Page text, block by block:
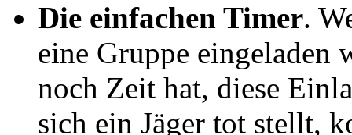
Die einfachen Timer.
eine Gruppe eingeladen
noch Zeit hat, diese
sich ein Jäger tot stellt,